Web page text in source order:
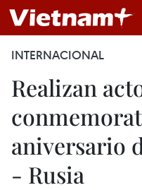
INTERNACIONAL
Realizan
aniversario
- Rusia